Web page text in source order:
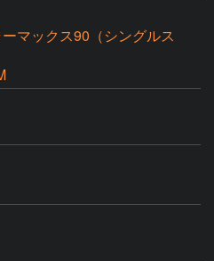
マックス90（シングルス